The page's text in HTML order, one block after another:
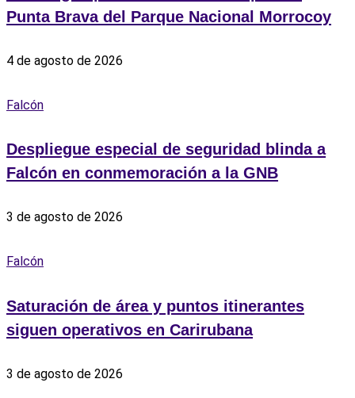
Punta Brava del Parque Nacional Morrocoy
4 de agosto de 2026
Falcón
Despliegue especial de seguridad blinda a
Falcón en conmemoración a la GNB
3 de agosto de 2026
Falcón
Saturación de área y puntos itinerantes
siguen operativos en Carirubana
3 de agosto de 2026